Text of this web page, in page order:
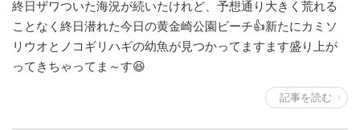
終日ザワついた海況が続いたけれど、予想通り大きく荒れる
ことなく終日潜れた今日の黄金崎公園ビーチ👍新たにカミソ
リウオとノコギリハギの幼魚が見つかってますます盛り上が
ってきちゃってま～す😆
記事を読む